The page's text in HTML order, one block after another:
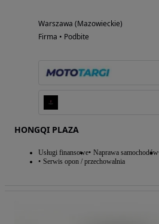
Warszawa (Mazowieckie)
Firma • Podbite
HONGQI PLAZA
Usługi finansowe Naprawa samochodów
Serwis opon / przechowalnia